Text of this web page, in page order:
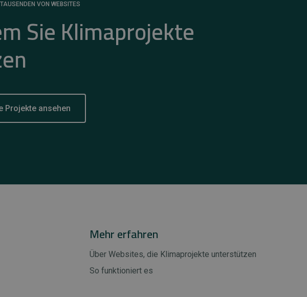
VON WEBSITES
Sie Klimaprojekte
Projekte ansehen
Mehr erfahren
Über Websites, die Klimaprojekte unterstützen
So funktioniert es